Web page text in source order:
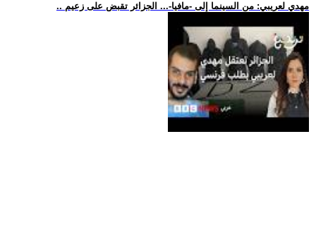
.. مهدي لعريبي: من السينما إلى -مافيا-... الجزائر تقبض على زعيم